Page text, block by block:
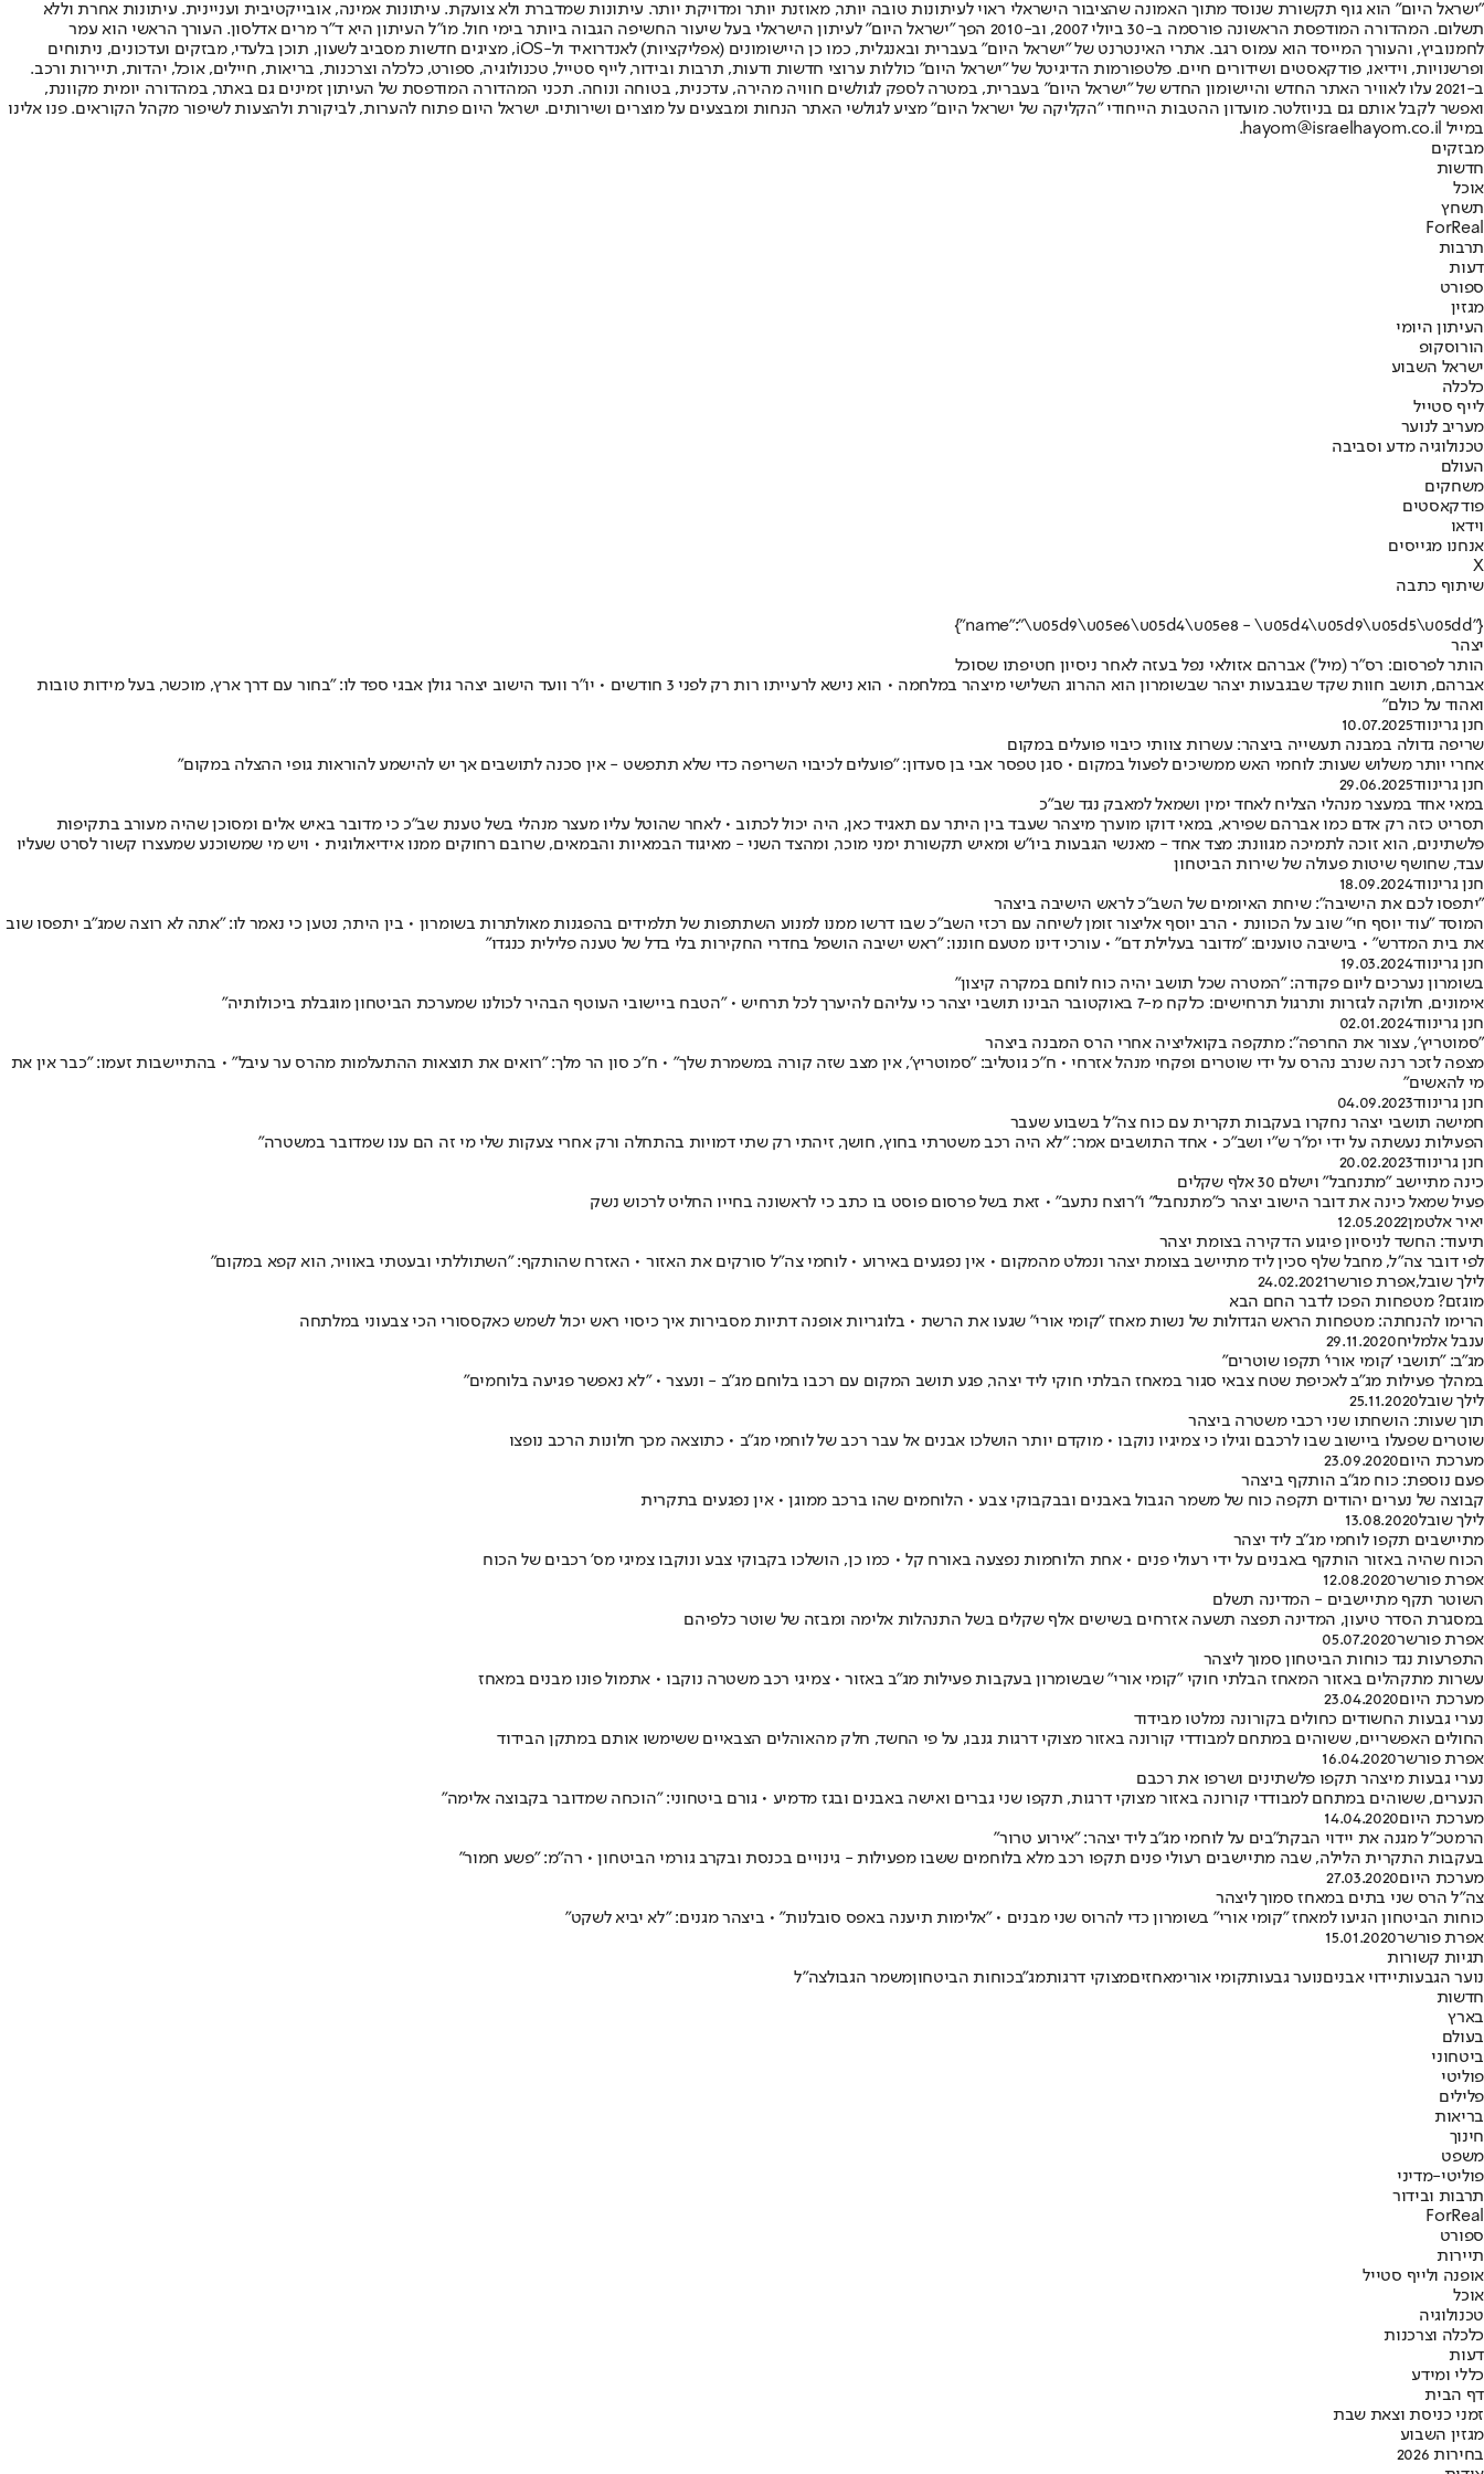
"ישראל היום" הוא גוף תקשורת שנוסד מתוך האמונה שהציבור הישראלי ראוי לעיתונות טובה יותר, מאוזנת יותר ומדויקת יותר. עיתונות שמדברת ולא צועקת. עיתונות אמינה, אובייקטיבית ועניינית. עיתונות אחרת וללא
תשלום. המהדורה המודפסת הראשונה פורסמה ב-30 ביולי 2007, וב-2010 הפך "ישראל היום" לעיתון הישראלי בעל שיעור החשיפה הגבוה ביותר בימי חול. מו"ל העיתון היא ד"ר מרים אדלסון. העורך הראשי הוא עמר
לחמנוביץ, והעורך המייסד הוא עמוס רגב. אתרי האינטרנט של "ישראל היום" בעברית ובאנגלית, כמו כן היישומונים (אפליקציות) לאנדרואיד ול-iOS, מציגים חדשות מסביב לשעון, תוכן בלעדי, מבזקים ועדכונים, ניתוחים
ופרשנויות, וידיאו, פודקאסטים ושידורים חיים. פלטפורמות הדיגיטל של "ישראל היום" כוללות ערוצי חדשות ודעות, תרבות ובידור, לייף סטייל, טכנולוגיה, ספורט, כלכלה וצרכנות, בריאות, חיילים, אוכל, יהדות, תיירות ורכב.
ב-2021 עלו לאוויר האתר החדש והיישומון החדש של "ישראל היום" בעברית, במטרה לספק לגולשים חוויה מהירה, עדכנית, בטוחה ונוחה. תכני המהדורה המודפסת של העיתון זמינים גם באתר, במהדורה יומית מקוונת,
ואפשר לקבל אותם גם בניוזלטר. מועדון ההטבות הייחודי "הקליקה של ישראל היום" מציע לגולשי האתר הנחות ומבצעים על מוצרים ושירותים. ישראל היום פתוח להערות, לביקורת ולהצעות לשיפור מקהל הקוראים. פנו אלינו
במייל hayom@israelhayom.co.il.
מבזקים
חדשות
אוכל
תשחץ
ForReal
תרבות
דעות
ספורט
מגזין
העיתון היומי
הורוסקופ
ישראל השבוע
כלכלה
לייף סטייל
מעריב לנוער
טכנולוגיה מדע וסביבה
העולם
משחקים
פודקאסטים
וידאו
אנחנו מגייסים
X
שיתוף כתבה
{"name":"\u05d9\u05e6\u05d4\u05e8 - \u05d4\u05d9\u05d5\u05dd"}
יצהר
הותר לפרסום: רס״ר (מיל׳) אברהם אזולאי נפל בעזה לאחר ניסיון חטיפתו שסוכל
אברהם, תושב חוות שקד שבגבעות יצהר שבשומרון הוא ההרוג השלישי מיצהר במלחמה • הוא נישא לרעייתו רות רק לפני 3 חודשים • יו"ר וועד הישוב יצהר גולן אבגי ספד לו: "בחור עם דרך ארץ, מוכשר, בעל מידות טובות
ואהוד על כולם"
חנן גרינווד10.07.2025
שריפה גדולה במבנה תעשייה ביצהר: עשרות צוותי כיבוי פועלים במקום
אחרי יותר משלוש שעות: לוחמי האש ממשיכים לפעול במקום • סגן טפסר אבי בן סעדון: "פועלים לכיבוי השריפה כדי שלא תתפשט - אין סכנה לתושבים אך יש להישמע להוראות גופי ההצלה במקום"
חנן גרינווד29.06.2025
במאי אחד במעצר מנהלי הצליח לאחד ימין ושמאל למאבק נגד שב"כ
תסריט כזה רק אדם כמו אברהם שפירא, במאי דוקו מוערך מיצהר שעבד בין היתר עם תאגיד כאן, היה יכול לכתוב • לאחר שהוטל עליו מעצר מנהלי בשל טענת שב"כ כי מדובר באיש אלים ומסוכן שהיה מעורב בתקיפות
פלשתינים, הוא זוכה לתמיכה מגוונת: מצד אחד - מאנשי הגבעות ביו"ש ומאיש תקשורת ימני מוכר, ומהצד השני - מאיגוד הבמאיות והבמאים, שרובם רחוקים ממנו אידיאולוגית • ויש מי שמשוכנע שמעצרו קשור לסרט שעליו
עבד, שחושף שיטות פעולה של שירות הביטחון
חנן גרינווד18.09.2024
"יתפסו לכם את הישיבה": שיחת האיומים של השב"כ לראש הישיבה ביצהר
המוסד "עוד יוסף חי" שוב על הכוונת • הרב יוסף אליצור זומן לשיחה עם רכזי השב"כ שבו דרשו ממנו למנוע השתתפות של תלמידים בהפגנות מאולתרות בשומרון • בין היתר, נטען כי נאמר לו: "אתה לא רוצה שמג"ב יתפסו שוב
את בית המדרש" • בישיבה טוענים: "מדובר בעלילת דם" • עורכי דינו מטעם חוננו: "ראש ישיבה הושפל בחדרי החקירות בלי בדל של טענה פלילית כנגדו"
חנן גרינווד19.03.2024
בשומרון נערכים ליום פקודה: "המטרה שכל תושב יהיה כוח לוחם במקרה קיצון"
אימונים, חלוקה לגזרות ותרגול תרחישים: כלקח מ-7 באוקטובר הבינו תושבי יצהר כי עליהם להיערך לכל תרחיש • "הטבח ביישובי העוטף הבהיר לכולנו שמערכת הביטחון מוגבלת ביכולותיה"
חנן גרינווד02.01.2024
"סמוטריץ', עצור את החרפה": מתקפה בקואליציה אחרי הרס המבנה ביצהר
מצפה לזכר רנה שנרב נהרס על ידי שוטרים ופקחי מנהל אזרחי • ח"כ גוטליב: "סמוטריץ', אין מצב שזה קורה במשמרת שלך" • ח"כ סון הר מלך: "רואים את תוצאות ההתעלמות מהרס ער עיבל" • בהתיישבות זעמו: "כבר אין את
מי להאשים"
חנן גרינווד04.09.2023
חמישה תושבי יצהר נחקרו בעקבות תקרית עם כוח צה"ל בשבוע שעבר
הפעילות נעשתה על ידי ימ"ר ש"י ושב"כ • אחד התושבים אמר: "לא היה רכב משטרתי בחוץ, חושך, זיהתי רק שתי דמויות בהתחלה ורק אחרי צעקות שלי מי זה הם ענו שמדובר במשטרה"
חנן גרינווד20.02.2023
כינה מתיישב "מתנחבל" וישלם 30 אלף שקלים
פעיל שמאל כינה את דובר הישוב יצהר כ"מתנחבל" ו"רוצח נתעב" • זאת בשל פרסום פוסט בו כתב כי לראשונה בחייו החליט לרכוש נשק
יאיר אלטמן12.05.2022
תיעוד: החשד לניסיון פיגוע הדקירה בצומת יצהר
לפי דובר צה"ל, מחבל שלף סכין ליד מתיישב בצומת יצהר ונמלט מהמקום • אין נפגעים באירוע • לוחמי צה"ל סורקים את האזור • האזרח שהותקף: "השתוללתי ובעטתי באוויר, הוא קפא במקום"
לילך שובל,אפרת פורשר24.02.2021
מוגזם? מטפחות הפכו לדבר החם הבא
הרימו להנחתה: מטפחות הראש הגדולות של נשות מאחז "קומי אורי" שגעו את הרשת • בלוגריות אופנה דתיות מסבירות איך כיסוי ראש יכול לשמש כאקססורי הכי צבעוני במלתחה
ענבל אלמליח29.11.2020
מג"ב: "תושבי 'קומי אורי' תקפו שוטרים"
במהלך פעילות מג"ב לאכיפת שטח צבאי סגור במאחז הבלתי חוקי ליד יצהר, פגע תושב המקום עם רכבו בלוחם מג"ב - ונעצר • "לא נאפשר פגיעה בלוחמים"
לילך שובל25.11.2020
תוך שעות: הושחתו שני רכבי משטרה ביצהר
שוטרים שפעלו ביישוב שבו לרכבם וגילו כי צמיגיו נוקבו • מוקדם יותר הושלכו אבנים אל עבר רכב של לוחמי מג"ב • כתוצאה מכך חלונות הרכב נופצו
מערכת היום23.09.2020
פעם נוספת: כוח מג"ב הותקף ביצהר
קבוצה של נערים יהודים תקפה כוח של משמר הגבול באבנים ובבקבוקי צבע • הלוחמים שהו ברכב ממוגן • אין נפגעים בתקרית
לילך שובל13.08.2020
מתיישבים תקפו לוחמי מג"ב ליד יצהר
הכוח שהיה באזור הותקף באבנים על ידי רעולי פנים • אחת הלוחמות נפצעה באורח קל • כמו כן, הושלכו בקבוקי צבע ונוקבו צמיגי מס' רכבים של הכוח
אפרת פורשר12.08.2020
השוטר תקף מתיישבים - המדינה תשלם
במסגרת הסדר טיעון, המדינה תפצה תשעה אזרחים בשישים אלף שקלים בשל התנהלות אלימה ומבזה של שוטר כלפיהם
אפרת פורשר05.07.2020
התפרעות נגד כוחות הביטחון סמוך ליצהר
עשרות מתקהלים באזור המאחז הבלתי חוקי "קומי אורי" שבשומרון בעקבות פעילות מג"ב באזור • צמיגי רכב משטרה נוקבו • אתמול פונו מבנים במאחז
מערכת היום23.04.2020
נערי גבעות החשודים כחולים בקורונה נמלטו מבידוד
החולים האפשריים, ששוהים במתחם למבודדי קורונה באזור מצוקי דרגות גנבו, על פי החשד, חלק מהאוהלים הצבאיים ששימשו אותם במתקן הבידוד
אפרת פורשר16.04.2020
נערי גבעות מיצהר תקפו פלשתינים ושרפו את רכבם
הנערים, ששוהים במתחם למבודדי קורונה באזור מצוקי דרגות, תקפו שני גברים ואישה באבנים ובגז מדמיע • גורם ביטחוני: "הוכחה שמדובר בקבוצה אלימה"
מערכת היום14.04.2020
הרמטכ"ל מגנה את יידוי הבקת"בים על לוחמי מג"ב ליד יצהר: "אירוע טרור"
בעקבות התקרית הלילה, שבה מתיישבים רעולי פנים תקפו רכב מלא בלוחמים ששבו מפעילות - גינויים בכנסת ובקרב גורמי הביטחון • רה"מ: "פשע חמור"
מערכת היום27.03.2020
צה"ל הרס שני בתים במאחז סמוך ליצהר
כוחות הביטחון הגיעו למאחז "קומי אורי" בשומרון כדי להרוס שני מבנים • "אלימות תיענה באפס סובלנות" • ביצהר מגנים: "לא יביא לשקט"
אפרת פורשר15.01.2020
תגיות קשורות
נוער הגבעותיידוי אבניםנוער גבעותקומי אורימאחזיםמצוקי דרגותמג"בכוחות הביטחוןמשמר הגבולצה"ל
חדשות
בארץ
בעולם
ביטחוני
פוליטי
פלילים
בריאות
חינוך
משפט
פוליטי-מדיני
תרבות ובידור
ForReal
ספורט
תיירות
אופנה ולייף סטייל
אוכל
טכנולוגיה
כלכלה וצרכנות
דעות
כללי ומידע
דף הבית
זמני כניסת וצאת שבת
מגזין השבוע
בחירות 2026